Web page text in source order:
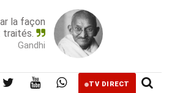
la façon
Gandhi
TV DIRECT